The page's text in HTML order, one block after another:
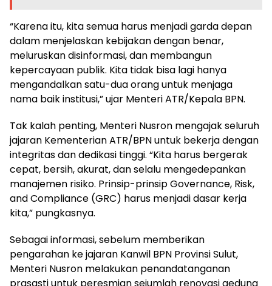
“Karena itu, kita semua harus menjadi garda depan
dalam menjelaskan kebijakan dengan benar,
meluruskan disinformasi, dan membangun
kepercayaan publik. Kita tidak bisa lagi hanya
mengandalkan satu-dua orang untuk menjaga
nama baik institusi,” ujar Menteri ATR/Kepala BPN.
Tak kalah penting, Menteri Nusron mengajak seluruh
jajaran Kementerian ATR/BPN untuk bekerja dengan
integritas dan dedikasi tinggi. “Kita harus bergerak
cepat, bersih, akurat, dan selalu mengedepankan
manajemen risiko. Prinsip-prinsip Governance, Risk,
and Compliance (GRC) harus menjadi dasar kerja
kita,” pungkasnya.
Sebagai informasi, sebelum memberikan
pengarahan ke jajaran Kanwil BPN Provinsi Sulut,
Menteri Nusron melakukan penandatanganan
prasasti untuk peresmian sejumlah renovasi gedung